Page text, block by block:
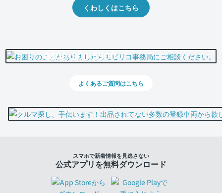
くわしくはこちら
0800-500-5500
よくあるご質問はこちら
スマホで新着情報を見逃さない
公式アプリを無料ダウンロード